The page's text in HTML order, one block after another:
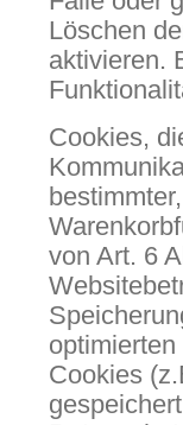
Löschen
aktivieren.
Cookies,
von Art. 6
Cookies